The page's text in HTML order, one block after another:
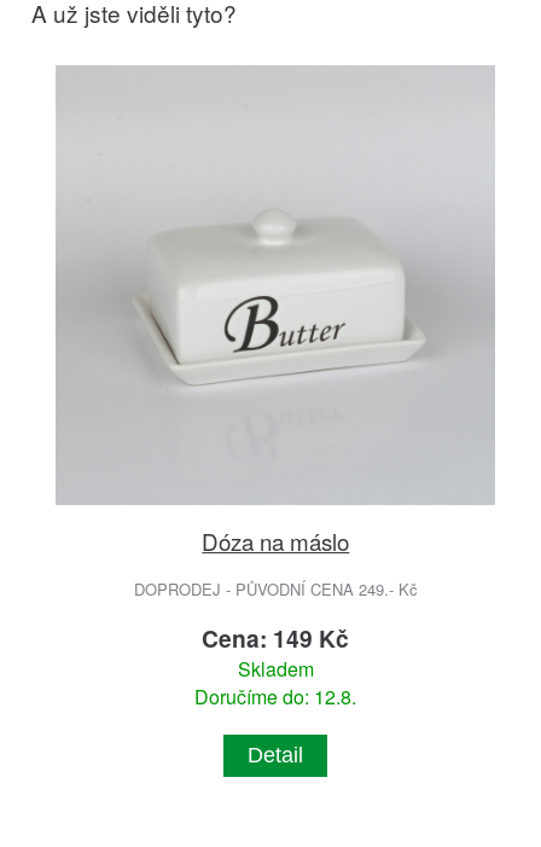
A už jste viděli tyto?
Dóza na máslo
DOPRODEJ - PŮVODNÍ CENA 249.- Kč
Cena: 149 Kč
Skladem
Doručíme do: 12.8.
Detail